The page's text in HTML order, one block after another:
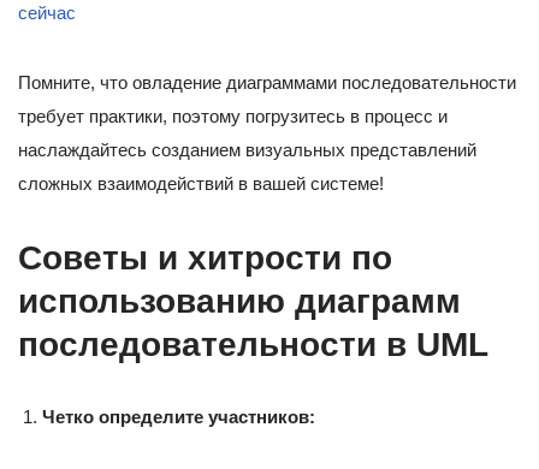
сейчас
Помните, что овладение диаграммами последовательности
требует практики, поэтому погрузитесь в процесс и
наслаждайтесь созданием визуальных представлений
сложных взаимодействий в вашей системе!
Советы и хитрости по
использованию диаграмм
последовательности в UML
Четко определите участников: